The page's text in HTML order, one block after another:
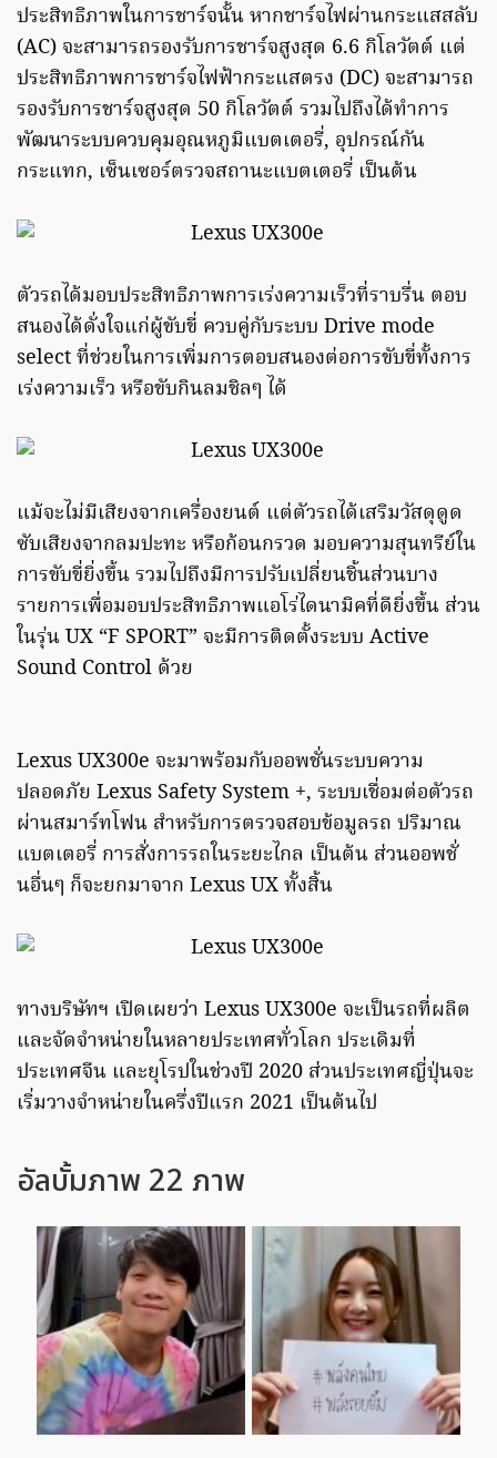
ประสิทธิภาพในการชาร์จนั้น หากชาร์จไฟผ่านกระแสสลับ
(AC) จะสามารถรองรับการชาร์จสูงสุด 6.6 กิโลวัตต์ แต่
ประสิทธิภาพการชาร์จไฟฟ้ากระแสตรง (DC) จะสามารถ
รองรับการชาร์จสูงสุด 50 กิโลวัตต์ รวมไปถึงได้ทำการ
พัฒนาระบบควบคุมอุณหภูมิแบตเตอรี่, อุปกรณ์กัน
กระแทก, เซ็นเซอร์ตรวจสถานะแบตเตอรี่ เป็นต้น
ตัวรถได้มอบประสิทธิภาพการเร่งความเร็วที่ราบรื่น ตอบ
สนองได้ดั่งใจแก่ผู้ขับขี่ ควบคู่กับระบบ Drive mode
select ที่ช่วยในการเพิ่มการตอบสนองต่อการขับขี่ทั้งการ
เร่งความเร็ว หรือขับกินลมชิลๆ ได้
แม้จะไม่มีเสียงจากเครื่องยนต์ แต่ตัวรถได้เสริมวัสดุดูด
ซับเสียงจากลมปะทะ หรือก้อนกรวด มอบความสุนทรีย์ใน
การขับขี่ยิ่งขึ้น รวมไปถึงมีการปรับเปลี่ยนชิ้นส่วนบาง
รายการเพื่อมอบประสิทธิภาพแอโร่ไดนามิคที่ดียิ่งขึ้น ส่วน
ในรุ่น UX “F SPORT” จะมีการติดตั้งระบบ Active
Sound Control ด้วย
Lexus UX300e จะมาพร้อมกับออพชั่นระบบความ
ปลอดภัย Lexus Safety System +, ระบบเชื่อมต่อตัวรถ
ผ่านสมาร์ทโฟน สำหรับการตรวจสอบข้อมูลรถ ปริมาณ
แบตเตอรี่ การสั่งการรถในระยะไกล เป็นต้น ส่วนออพชั่
นอื่นๆ ก็จะยกมาจาก Lexus UX ทั้งสิ้น
ทางบริษัทฯ เปิดเผยว่า Lexus UX300e จะเป็นรถที่ผลิต
และจัดจำหน่ายในหลายประเทศทั่วโลก ประเดิมที่
ประเทศจีน และยุโรปในช่วงปี 2020 ส่วนประเทศญี่ปุ่นจะ
เริ่มวางจำหน่ายในครึ่งปีแรก 2021 เป็นต้นไป
อัลบั้มภาพ 22 ภาพ